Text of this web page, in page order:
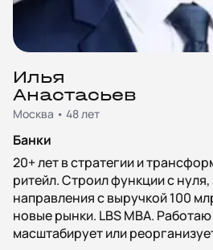
Илья
Анастасьев
Москва • 48 лет
Банки
20+ лет в стратегии и
ритейл. Строил функции с
направления с выручкой 100
новые рынки. LBS MBA. Работаю
масштабирует или